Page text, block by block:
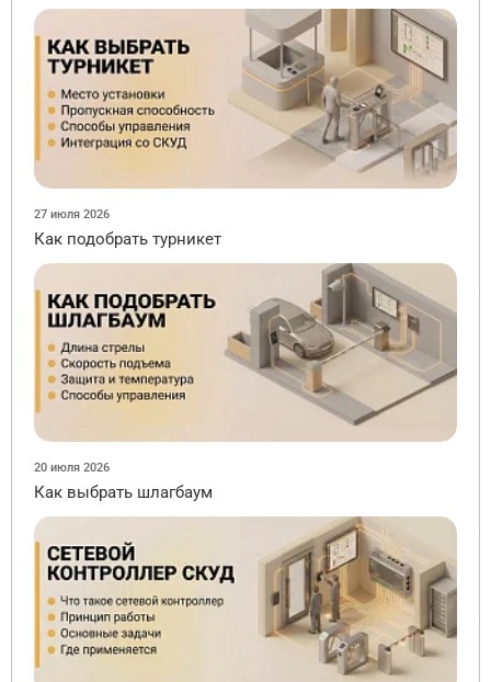
27 июля 2026
Как подобрать турникет
20 июля 2026
Как выбрать шлагбаум